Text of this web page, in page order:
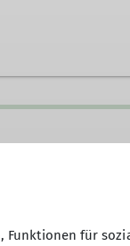
für